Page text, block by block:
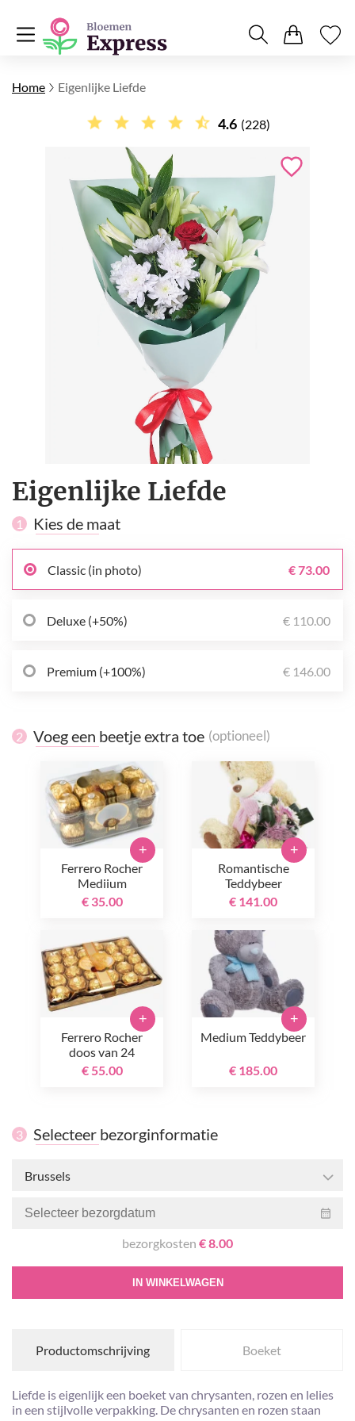
Home Eigenlijke Liefde
4.6 (228)
Eigenlijke Liefde
1 Kies de maat
Classic (in photo) € 73.00
Deluxe (+50%) € 110.00
Premium (+100%) € 146.00
2 Voeg een beetje extra toe (optioneel)
Ferrero Rocher
Mediium
€ 35.00
+
Romantische
Teddybeer
€ 141.00
+
Ferrero Rocher
doos van 24
€ 55.00
+
Medium Teddybeer
€ 185.00
+
3 Selecteer bezorginformatie
Brussels
bezorgkosten € 8.00
IN WINKELWAGEN
Productomschrijving Boeket
Liefde is eigenlijk een boeket van chrysanten, rozen en lelies
in een stijlvolle verpakking. De chrysanten en rozen staan ​​